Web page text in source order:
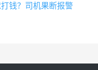
钱？司机果断报警